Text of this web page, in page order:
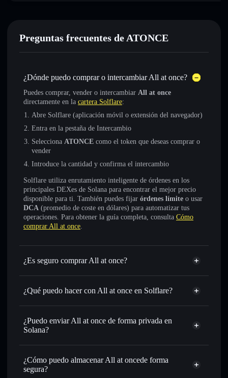
Preguntas frecuentes de ATONCE
¿Dónde puedo comprar o intercambiar All at once?
Puedes comprar, vender o intercambiar All at once
directamente en la cartera Solflare:
Abre Solflare (aplicación móvil o extensión del navegador)
Entra en la pestaña de Intercambio
Selecciona ATONCE como el token que deseas comprar o
vender
Introduce la cantidad y confirma el intercambio
Solflare utiliza enrutamiento inteligente de órdenes en los
principales DEXes de Solana para encontrar el mejor precio
disponible para ti. También puedes fijar órdenes límite o usar
DCA (promedio de coste en dólares) para automatizar tus
operaciones. Para obtener la guía completa, consulta Cómo
comprar All at once.
¿Es seguro comprar All at once?
All at once no está verificado
¿Qué puedo hacer con All at once en Solflare?
All at once
cartera de Solflare
Intercambiar al instante : operar con ATONCE para SOL,
USDC o miles de otros tokens de Solana con enrutamiento
tu precio objetivo para ATONCE
Utilizar DCA
¿Puedo enviar All at once de forma privada en
Solana?
agregador de privacidad
¿Cómo puedo almacenar All at oncede forma
segura?